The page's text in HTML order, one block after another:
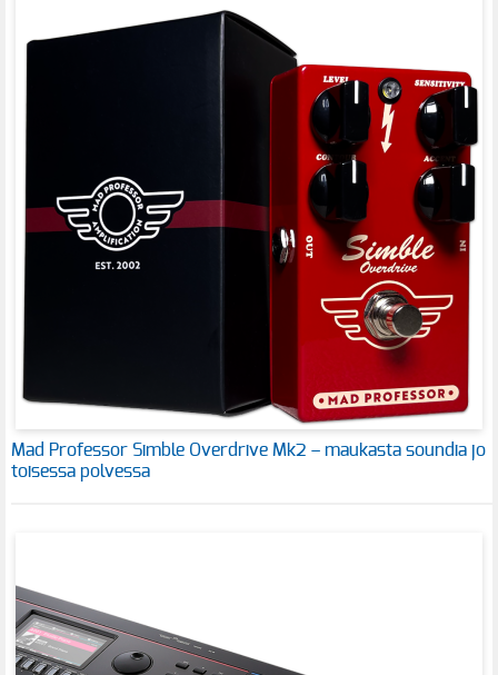
Mad Professor Simble Overdrive Mk2 – maukasta soundia jo
toisessa polvessa